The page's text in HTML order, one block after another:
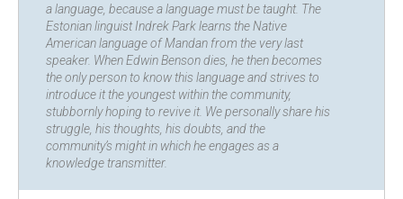
a language, because a language must be taught. The
Estonian linguist Indrek Park learns the Native
American language of Mandan from the very last
speaker. When Edwin Benson dies, he then becomes
the only person to know this language and strives to
introduce it the youngest within the community,
stubbornly hoping to revive it. We personally share his
struggle, his thoughts, his doubts, and the
community’s might in which he engages as a
knowledge transmitter.